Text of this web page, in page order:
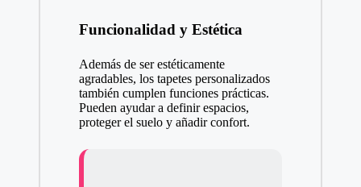
Funcionalidad y Estética
Además de ser estéticamente
agradables, los tapetes personalizados
también cumplen funciones prácticas.
Pueden ayudar a definir espacios,
proteger el suelo y añadir confort.